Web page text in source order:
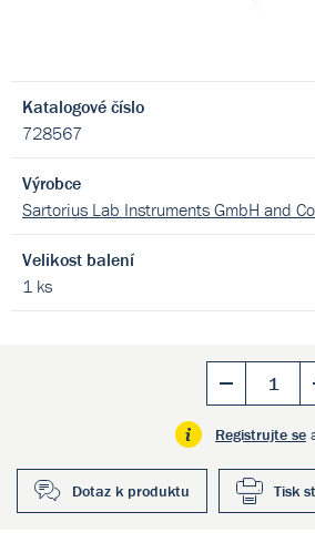
Katalogové číslo
728567
Výrobce
Sartorius Lab Instruments GmbH and
Velikost balení
1 ks
Registrujte se
Dotaz k produktu Tisk